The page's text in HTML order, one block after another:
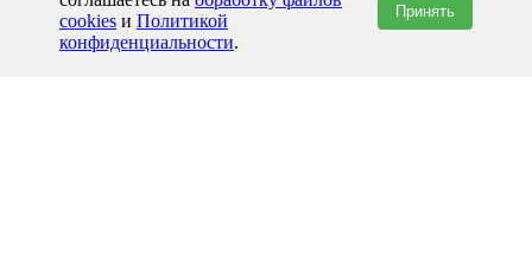
cookies и Политикой
конфиденциальности.
Принять